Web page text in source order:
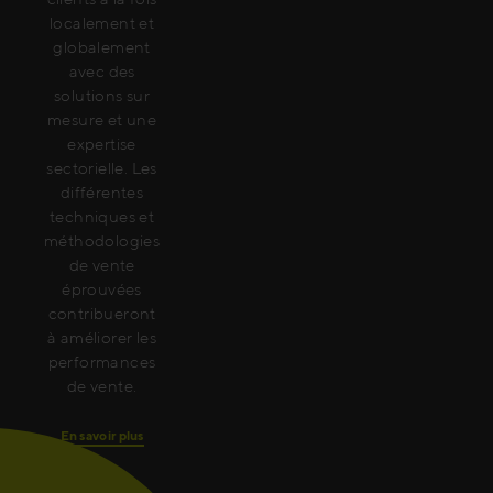
localement et
globalement
avec des
solutions sur
mesure et une
expertise
sectorielle. Les
différentes
techniques et
méthodologies
de vente
éprouvées
contribueront
à améliorer les
performances
de vente.
En savoir plus